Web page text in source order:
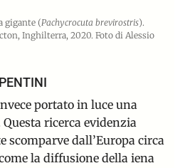
gigante (Pachycrocuta brevirostris).
Inghilterra, 2020. Foto di Alessio
portato in luce una
ricerca evidenzia
scomparve dall’Europa circa
la diffusione della iena